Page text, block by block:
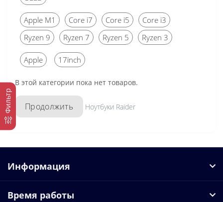
Фильтр
Apple M1 Core i7 Core i5
Core i3
Ryzen 9
Ryzen 7 Ryzen 5 Ryzen 3
Apple 17inch
В этой категории пока нет товаров.
Продолжить Ноутбуки Raider
Информация
Время работы